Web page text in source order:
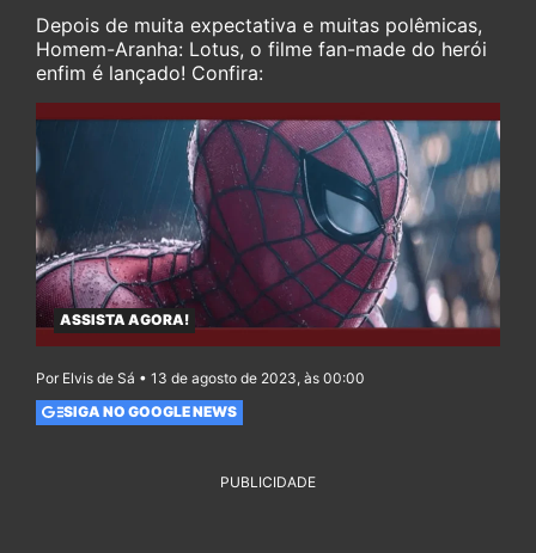
Depois de muita expectativa e muitas polêmicas,
Homem-Aranha: Lotus, o filme fan-made do herói
enfim é lançado! Confira:
ASSISTA AGORA!
Por Elvis de Sá • 13 de agosto de 2023, às 00:00
SIGA NO GOOGLE NEWS
PUBLICIDADE